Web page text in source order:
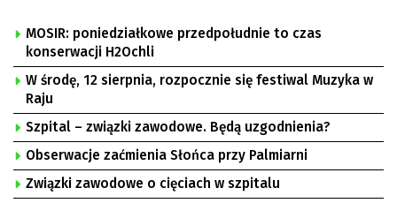
MOSIR: poniedziałkowe przedpołudnie to czas
konserwacji H2Ochli
W środę, 12 sierpnia, rozpocznie się festiwal Muzyka w
Raju
Szpital – związki zawodowe. Będą uzgodnienia?
Obserwacje zaćmienia Słońca przy Palmiarni
Związki zawodowe o cięciach w szpitalu